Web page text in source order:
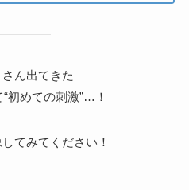
ん出てきた
初めての刺激”…！
てみてください！